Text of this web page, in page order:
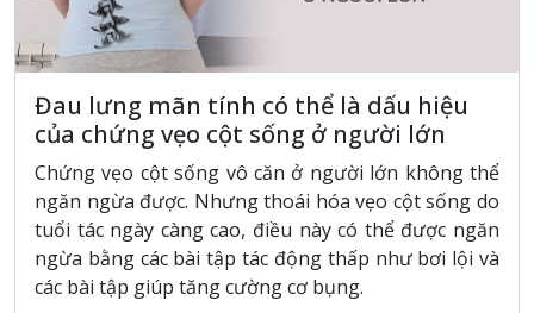
Đau lưng mãn tính có thể là dấu hiệu
của chứng vẹo cột sống ở người lớn
Chứng vẹo cột sống vô căn ở người lớn không thể
ngăn ngừa được. Nhưng thoái hóa vẹo cột sống do
tuổi tác ngày càng cao, điều này có thể được ngăn
ngừa bằng các bài tập tác động thấp như bơi lội và
các bài tập giúp tăng cường cơ bụng.